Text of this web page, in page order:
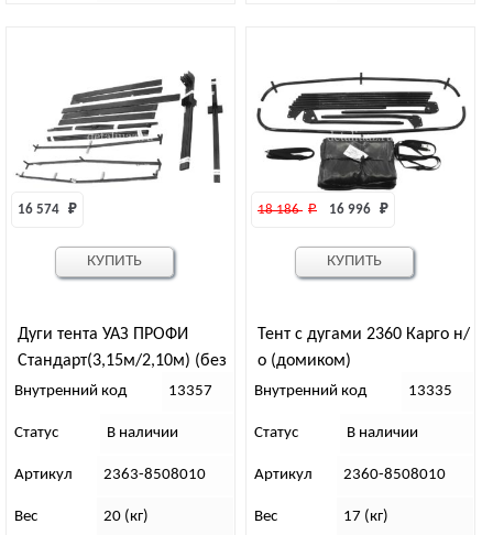
Дуги тента УАЗ ПРОФИ
Стандарт(3,15м/2,10м) (без
тента)
16 574 ₽
Внутренний код 13357
Статус В наличии
Артикул 2363-8508010
Вес 20 (кг)
КУПИТЬ
Тент с дугами 2360 Карго н/
о (домиком)
18 186 ₽ 16 996 ₽
Внутренний код 13335
Статус В наличии
Артикул 2360-8508010
Вес 17 (кг)
КУПИТЬ